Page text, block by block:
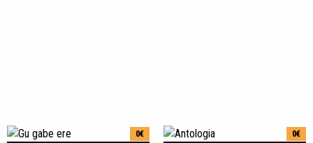
0€ 0€